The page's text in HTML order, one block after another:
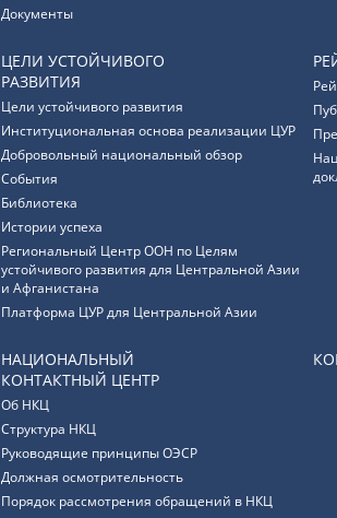
Документы
ЦЕЛИ УСТОЙЧИВОГО
РАЗВИТИЯ
Цели устойчивого развития
Институциональная основа реализации ЦУР
Добровольный национальный обзор
События
Библиотека
Истории успеха
Региональный Центр ООН по Целям
устойчивого развития для Центральной Азии
и Афганистана
Платформа ЦУР для Центральной Азии
НАЦИОНАЛЬНЫЙ
КОНТАКТНЫЙ ЦЕНТР
Об НКЦ
Структура НКЦ
Руководящие принципы ОЭСР
Должная осмотрительность
Порядок рассмотрения обращений в НКЦ